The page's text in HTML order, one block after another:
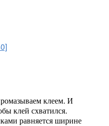
клеем. И
клей схватился.
равняется ширине